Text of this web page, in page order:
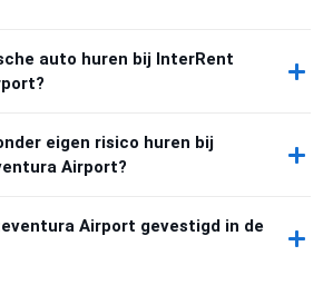
auto huren bij InterRent
eigen risico huren bij
Airport?
Airport gevestigd in de